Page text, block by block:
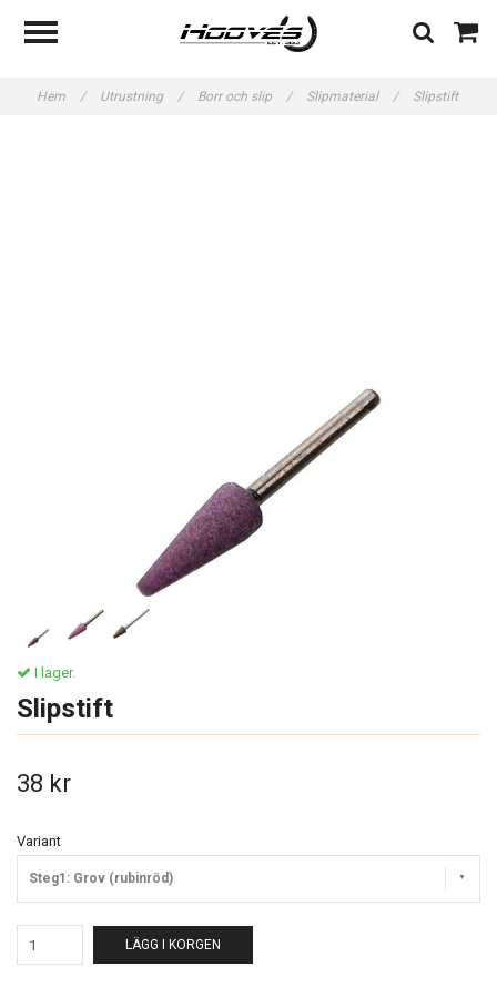
Hem / Utrustning / Borr och slip / Slipmaterial / Slipstift
I lager.
Slipstift
38 kr
Variant
Steg1: Grov (rubinröd)
LÄGG I KORGEN